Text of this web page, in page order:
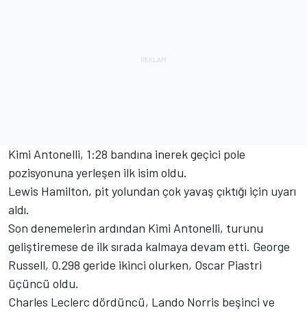
Kimi Antonelli, 1:28 bandına inerek geçici pole
pozisyonuna yerleşen ilk isim oldu.
Lewis Hamilton, pit yolundan çok yavaş çıktığı için uyarı
aldı.
Son denemelerin ardından Kimi Antonelli, turunu
geliştiremese de ilk sırada kalmaya devam etti. George
Russell, 0.298 geride ikinci olurken, Oscar Piastri
üçüncü oldu.
Charles Leclerc dördüncü, Lando Norris beşinci ve